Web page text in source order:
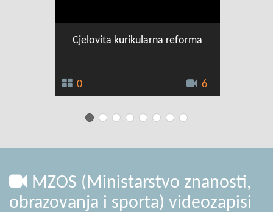
Cjelovita kurikularna reforma
0 6
MZOS (Ministarstvo znanosti,
obrazovanja i sporta) videozapisi